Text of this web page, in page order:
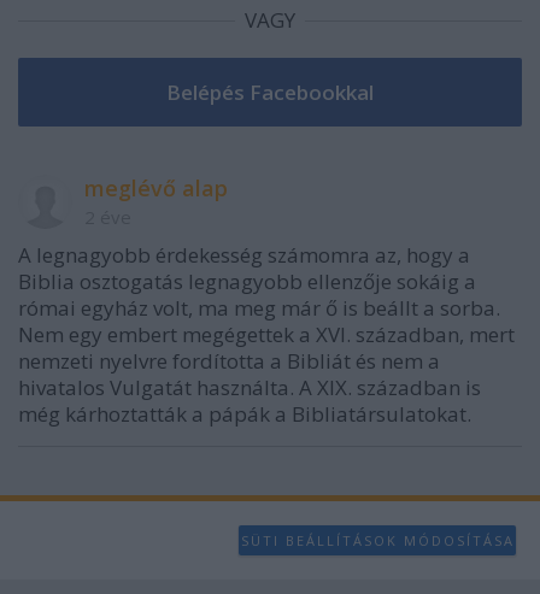
VAGY
meglévő alap
A legnagyobb érdekesség számomra az, hogy a
Biblia osztogatás legnagyobb ellenzője sokáig a
római egyház volt, ma meg már ő is beállt a sorba.
Nem egy embert megégettek a XVI. században, mert
nemzeti nyelvre fordította a Bibliát és nem a
hivatalos Vulgatát használta. A XIX. században is
még kárhoztatták a pápák a Bibliatársulatokat.
SÜTI BEÁLLÍTÁSOK MÓDOSÍTÁSA